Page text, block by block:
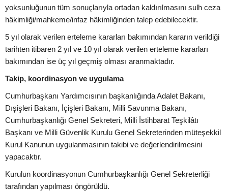
yoksunluğunun tüm sonuçlarıyla ortadan kaldırılmasını sulh ceza
hâkimliği/mahkeme/infaz hâkimliğinden talep edebilecektir.
5 yıl olarak verilen erteleme kararları bakımından kararın verildiği
tarihten itibaren 2 yıl ve 10 yıl olarak verilen erteleme kararları
bakımından ise üç yıl geçmiş olması aranmaktadır.
Takip, koordinasyon ve uygulama
Cumhurbaşkanı Yardımcısının başkanlığında Adalet Bakanı,
Dışişleri Bakanı, İçişleri Bakanı, Milli Savunma Bakanı,
Cumhurbaşkanlığı Genel Sekreteri, Milli İstihbarat Teşkilâtı
Başkanı ve Milli Güvenlik Kurulu Genel Sekreterinden müteşekkil
Kurul Kanunun uygulanmasının takibi ve değerlendirilmesini
yapacaktır.
Kurulun koordinasyonun Cumhurbaşkanlığı Genel Sekreterliği
tarafından yapılması öngörüldü.